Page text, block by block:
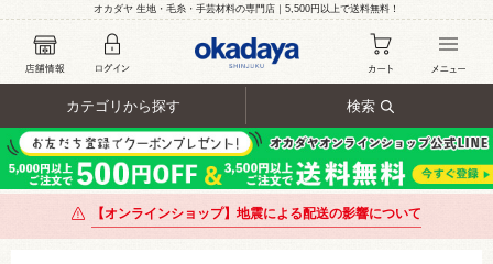
オカダヤ 生地・毛糸・手芸材料の専門店｜5,500円以上で送料無料！
カテゴリから探す 検索
【オンラインショップ】地震による配送の影響について